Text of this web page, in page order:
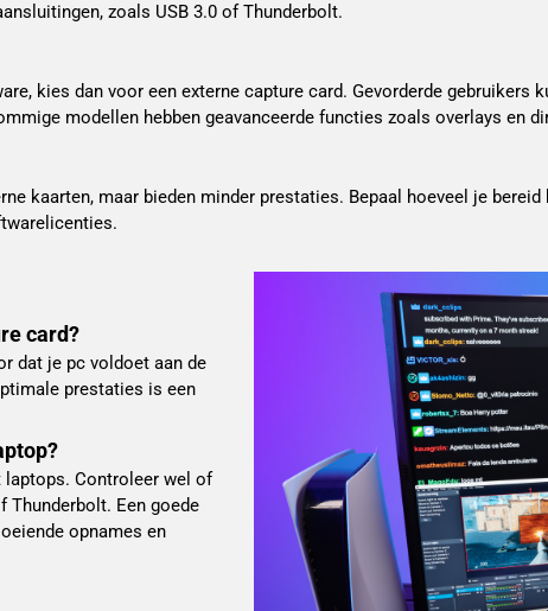
zoals USB 3.0 of Thunderbolt.
kies dan voor een externe capture card. Gevorderde gebruikers
modellen hebben geavanceerde functies zoals overlays en
kaarten, maar bieden minder prestaties. Bepaal hoeveel je
card?
dat je pc voldoet aan de
prestaties is een
laptops. Controleer wel of
Thunderbolt. Een goede
opnames en